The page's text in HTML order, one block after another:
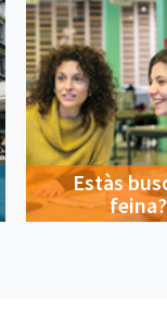
Estàs
feina?